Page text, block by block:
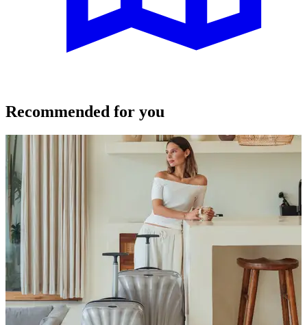
Recommended for you